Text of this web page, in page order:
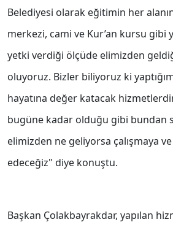
Belediyesi olarak eğitimin her
merkezi, cami ve Kur’an kursu
yetki verdiği ölçüde elimizden
oluyoruz. Bizler biliyoruz ki
hayatına değer katacak
bugüne kadar olduğu gibi bundan
elimizden ne geliyorsa çalışmaya
edeceğiz" diye konuştu.
Başkan Çolakbayrakdar, yapılan